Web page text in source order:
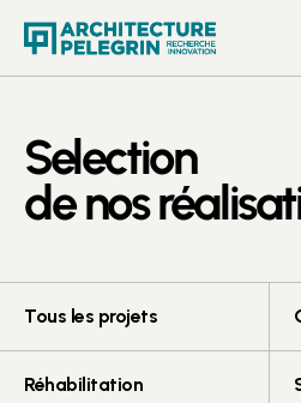
Selection
de nos
Tous les projets
Réhabilitation